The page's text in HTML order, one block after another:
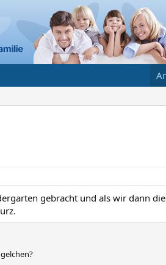
gebracht und als wir dann